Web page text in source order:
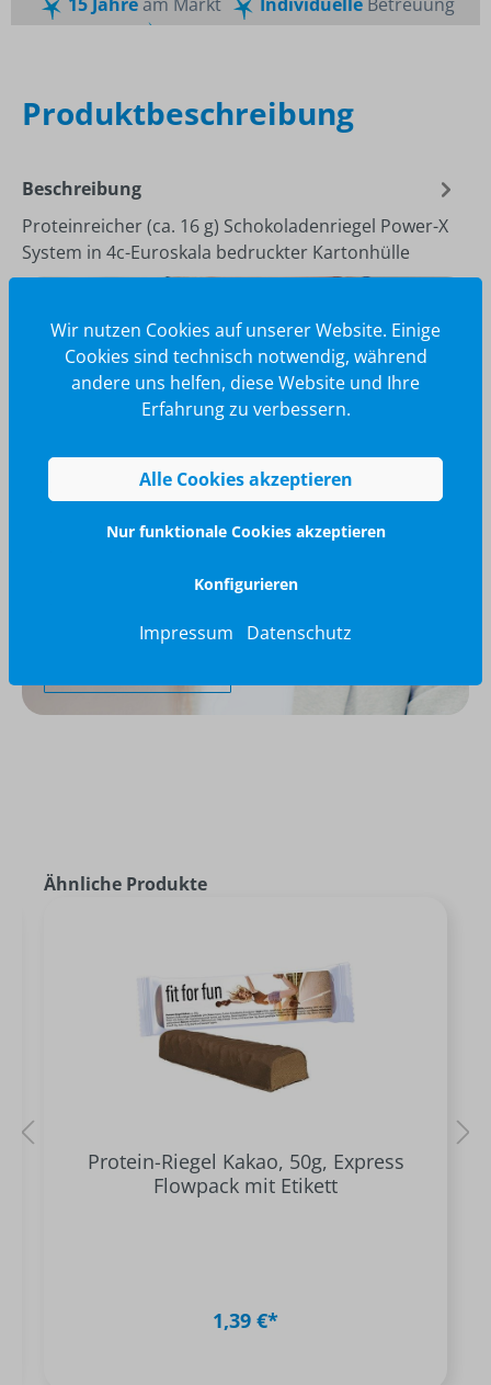
Produktbeschreibung
Beschreibung
Proteinreicher (ca. 16 g) Schokoladenriegel Power-X
System in 4c-Euroskala bedruckter Kartonhülle
info@brilliant-promotion.com
Ähnliche Produkte
Protein-Riegel Kakao, 50g, Express
Flowpack mit Etikett
1,39 €*
Wir nutzen Cookies auf unserer Website. Einige
Cookies sind technisch notwendig, während
andere uns helfen, diese Website und Ihre
Erfahrung zu verbessern.
Alle Cookies akzeptieren
Nur funktionale Cookies akzeptieren
Konfigurieren
Impressum Datenschutz